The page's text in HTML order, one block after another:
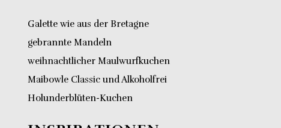
Galette wie aus der Bretagne
gebrannte Mandeln
weihnachtlicher Maulwurfkuchen
Maibowle Classic und Alkoholfrei
Holunderblüten-Kuchen